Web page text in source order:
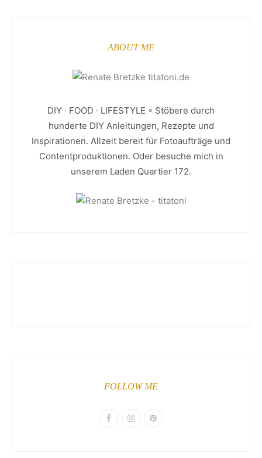
ABOUT ME
DIY · FOOD · LIFESTYLE ◦ Stöbere durch
hunderte DIY Anleitungen, Rezepte und
Inspirationen. Allzeit bereit für Fotoaufträge und
Contentproduktionen. Oder besuche mich in
unserem Laden Quartier 172.
FOLLOW ME